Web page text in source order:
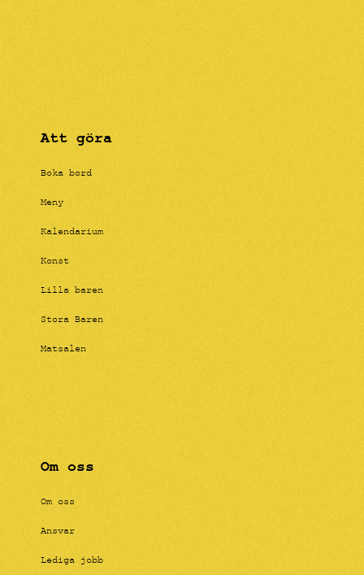
Att göra
Boka bord
Meny
Kalendarium
Konst
Lilla baren
Stora Baren
Matsalen
Om oss
Om oss
Ansvar
Lediga jobb